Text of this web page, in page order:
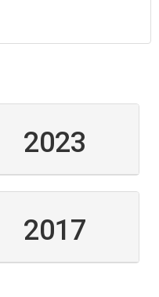
2023
2017